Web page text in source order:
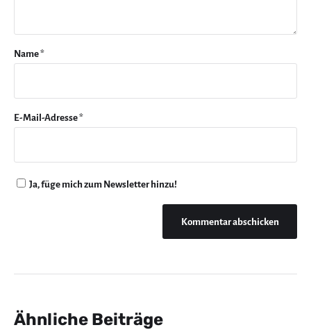
Name*
E-Mail-Adresse*
Ja, füge mich zum Newsletter hinzu!
Ähnliche Beiträge